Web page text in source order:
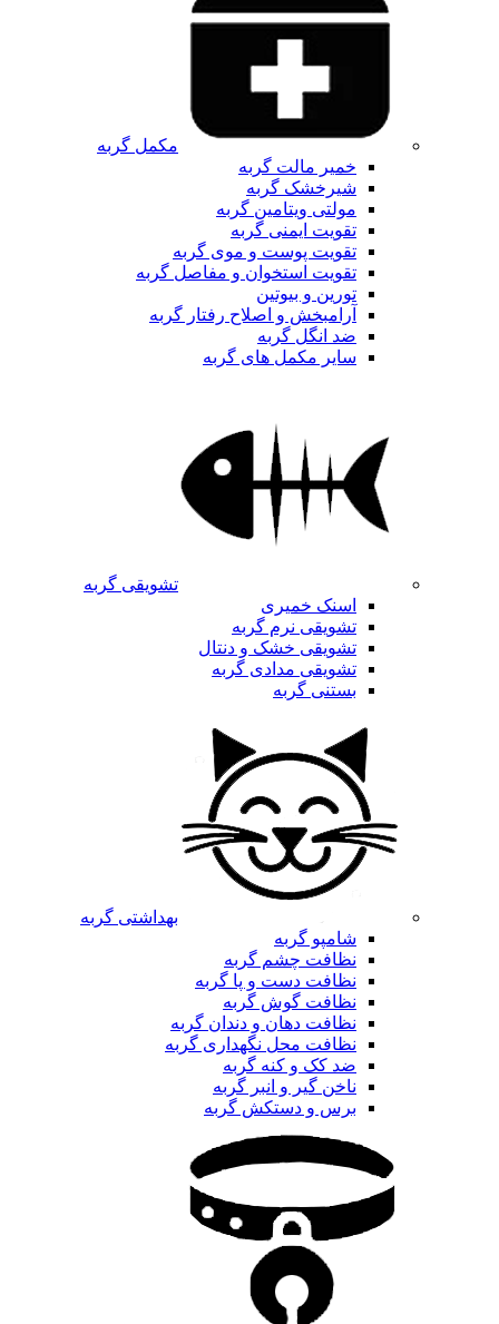
مکمل گربه
خمیر مالت گربه
شیرخشک گربه
مولتی ویتامین گربه
تقویت ایمنی گربه
تقویت پوست و موی گربه
تقویت استخوان و مفاصل گربه
تورین و بیوتین
آرامبخش و اصلاح رفتار گربه
ضد انگل گربه
سایر مکمل های گربه
تشویقی گربه
اسنک خمیری
تشویقی نرم گربه
تشویقی خشک و دنتال
تشویقی مدادی گربه
بستنی گربه
بهداشتی گربه
شامپو گربه
نظافت چشم گربه
نظافت دست و پا گربه
نظافت گوش گربه
نظافت دهان و دندان گربه
نظافت محل نگهداری گربه
ضد کک و کنه گربه
ناخن گیر و انبر گربه
برس و دستکش گربه